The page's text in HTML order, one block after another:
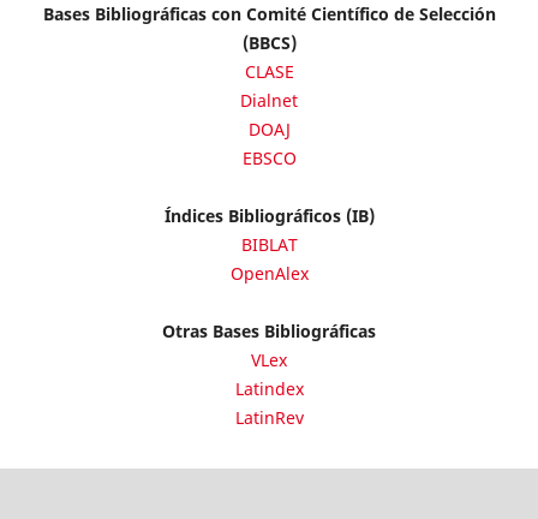
Bases Bibliográficas con Comité Científico de Selección
(BBCS)
CLASE
Dialnet
DOAJ
EBSCO
Índices Bibliográficos (IB)
BIBLAT
OpenAlex
Otras Bases Bibliográficas
VLex
Latindex
LatinRev